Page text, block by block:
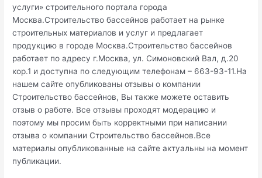
услуги» строительного портала города
Москва.Строительство бассейнов работает на рынке
строительных материалов и услуг и предлагает
продукцию в городе Москва.Строительство бассейнов
работает по адресу г.Москва, ул. Симоновский Вал, д.20
кор.1 и доступна по следующим телефонам – 663-93-11.На
нашем сайте опубликованы отзывы о компании
Строительство бассейнов, Вы также можете оставить
отзыв о работе. Все отзывы проходят модерацию и
поэтому мы просим быть корректными при написании
отзыва о компании Строительство бассейнов.Все
материалы опубликованные на сайте актуальны на момент
публикации.